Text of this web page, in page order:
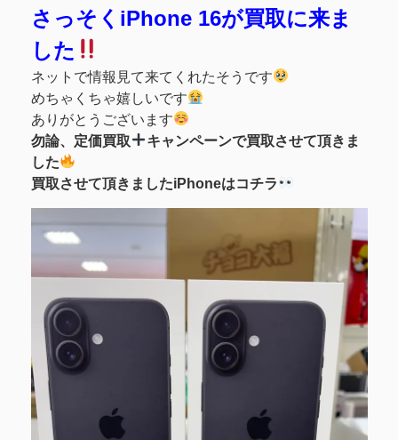
さっそくiPhone 16が買取に来ま
した
ネットで情報見て来てくれたそうです
めちゃくちゃ嬉しいです
ありがとうございます
勿論、定価買取
キャンペーンで買取させて頂きま
した
買取させて頂きましたiPhoneはコチラ